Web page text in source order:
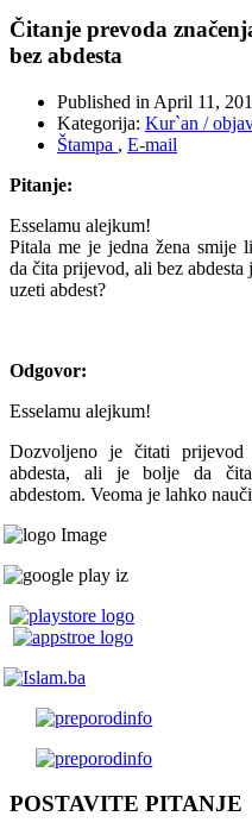
Čitanje prevoda
bez abdesta
Published in April 11,
Kategorija: Kur`an /
Štampa , E-mail
Pitanje:
Esselamu alejkum!
Pitala me je jedna žena smije
da čita prijevod, ali bez abdesta
uzeti abdest?
Odgovor:
Esselamu alejkum!
Dozvoljeno je čitati prijevod
abdesta, ali je bolje da
abdestom. Veoma je lahko
POSTAVITE PITANJE